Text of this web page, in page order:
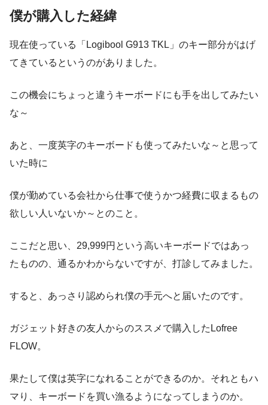
僕が購入した経緯
現在使っている「Logibool G913 TKL」のキー部分がはげ
てきているというのがありました。
この機会にちょっと違うキーボードにも手を出してみたい
な～
あと、一度英字のキーボードも使ってみたいな～と思って
いた時に
僕が勤めている会社から仕事で使うかつ経費に収まるもの
欲しい人いないか～とのこと。
ここだと思い、29,999円という高いキーボードではあっ
たものの、通るかわからないですが、打診してみました。
すると、あっさり認められ僕の手元へと届いたのです。
ガジェット好きの友人からのススメで購入したLofree
FLOW。
果たして僕は英字になれることができるのか。それともハ
マり、キーボードを買い漁るようになってしまうのか。